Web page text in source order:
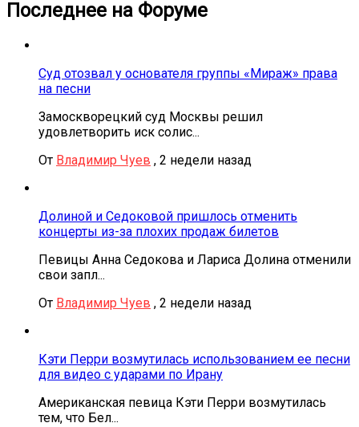
Последнее на Форуме
Суд отозвал у основателя группы «Мираж» права
на песни
Замоскворецкий суд Москвы решил
удовлетворить иск солис...
От Владимир Чуев , 2 недели назад
Долиной и Седоковой пришлось отменить
концерты из-за плохих продаж билетов
Певицы Анна Седокова и Лариса Долина отменили
свои запл...
От Владимир Чуев , 2 недели назад
Кэти Перри возмутилась использованием ее песни
для видео с ударами по Ирану
Американская певица Кэти Перри возмутилась
тем, что Бел...